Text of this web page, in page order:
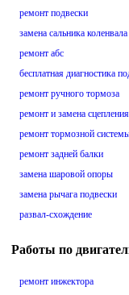
ремонт подвески
замена сальника коленвала
ремонт абс
бесплатная диагностика
ремонт ручного тормоза
ремонт и замена сцепления
ремонт тормозной
ремонт задней балки
замена шаровой опоры
замена рычага подвески
развал-схождение
Работы по
ремонт инжектора